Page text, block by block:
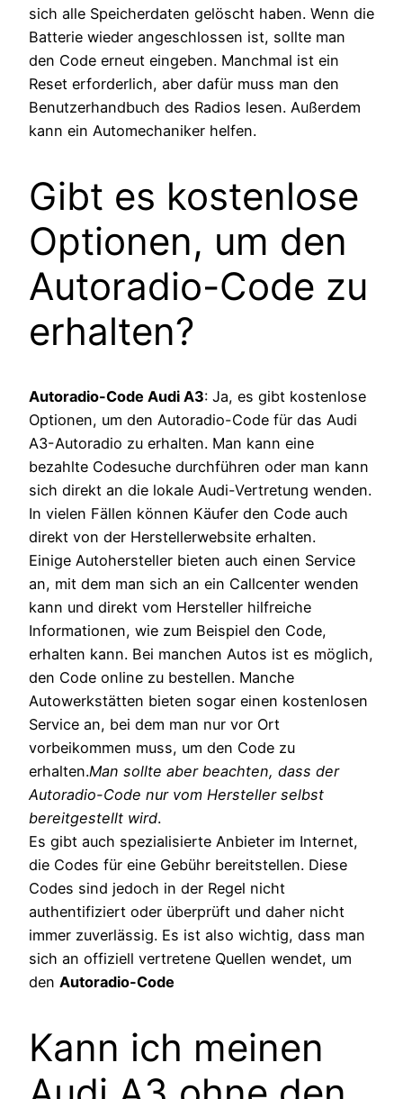
sich alle Speicherdaten gelöscht haben. Wenn die
Batterie wieder angeschlossen ist, sollte man
den Code erneut eingeben. Manchmal ist ein
Reset erforderlich, aber dafür muss man den
Benutzerhandbuch des Radios lesen. Außerdem
kann ein Automechaniker helfen.
Gibt es kostenlose
Optionen, um den
Autoradio-Code zu
erhalten?
Autoradio-Code Audi A3: Ja, es gibt kostenlose
Optionen, um den Autoradio-Code für das Audi
A3-Autoradio zu erhalten. Man kann eine
bezahlte Codesuche durchführen oder man kann
sich direkt an die lokale Audi-Vertretung wenden.
In vielen Fällen können Käufer den Code auch
direkt von der Herstellerwebsite erhalten.
Einige Autohersteller bieten auch einen Service
an, mit dem man sich an ein Callcenter wenden
kann und direkt vom Hersteller hilfreiche
Informationen, wie zum Beispiel den Code,
erhalten kann. Bei manchen Autos ist es möglich,
den Code online zu bestellen. Manche
Autowerkstätten bieten sogar einen kostenlosen
Service an, bei dem man nur vor Ort
vorbeikommen muss, um den Code zu
erhalten.Man sollte aber beachten, dass der
Autoradio-Code nur vom Hersteller selbst
bereitgestellt wird.
Es gibt auch spezialisierte Anbieter im Internet,
die Codes für eine Gebühr bereitstellen. Diese
Codes sind jedoch in der Regel nicht
authentifiziert oder überprüft und daher nicht
immer zuverlässig. Es ist also wichtig, dass man
sich an offiziell vertretene Quellen wendet, um
den Autoradio-Code
Kann ich meinen